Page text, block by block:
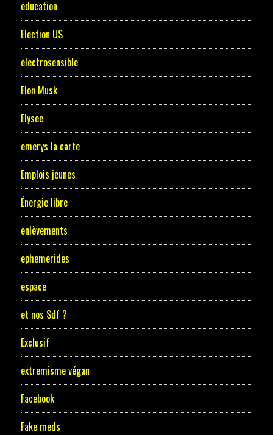
education
Election US
electrosensible
Elon Musk
Elysee
emerys la carte
Emplois jeunes
Énergie libre
enlèvements
ephemerides
espace
et nos Sdf ?
Exclusif
extremisme végan
Facebook
Fake meds